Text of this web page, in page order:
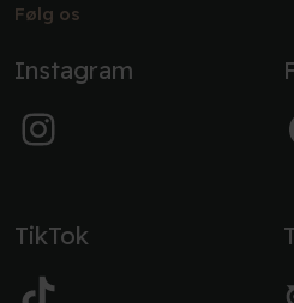
Følg os
Instagram
TikTok